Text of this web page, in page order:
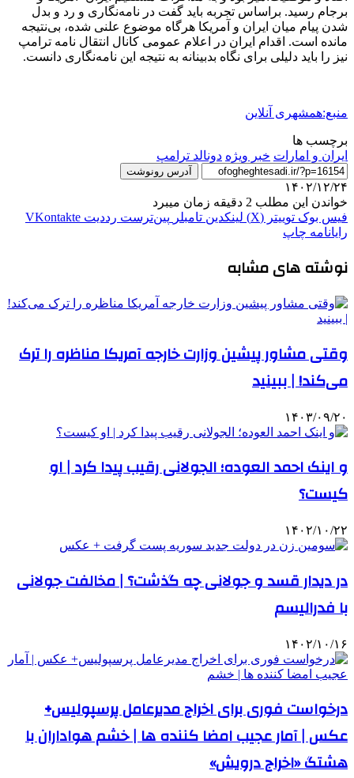
برجام رسید. براساس تجربه باید گفت در نامه‌نگاری و رد و بدل
شدن پیام میان ایران و آمریکا هرگاه موضوع علنی شده، بی‌نتیجه
مانده است. اقدام ایران در اعلام عمومی کانال انتقال نامه ترامپ
نیز را باید دلیلی برای نگاه بدبینانه به نتیجه این نامه‌نگاری دانست.
منبع:همشهری آنلاین
برچسب ها
ایران و امارات خبر ویژه دونالد ترامپ
آدرس رونوشت
۱۴۰۲/۱۲/۲۴
خواندن این مطلب 2 دقیقه زمان میبرد
فیس بوک توییتر (X) لینکدین ‫تامبلر ‫پین‌ترست ‫رددیت ‫VKontakte
رایانامه چاپ
نوشته های مشابه
وقتی مشاور پیشین وزارت خارجه آمریکا مناظره را ترک
می‌کند! | ببینید
۱۴۰۳/۰۹/۲۰
و اینک احمد العوده؛ الجولانی رقیب پیدا کرد | او
کیست؟
۱۴۰۲/۱۰/۲۲
در دیدار قسد و جولانی چه گذشت؟ | مخالفت جولانی
با فدرالیسم
۱۴۰۲/۱۰/۱۶
درخواست فوری برای اخراج مدیرعامل پرسپولیس+
عکس | آمار عجیب امضا کننده ها | خشم هواداران با
هشتگ «اخراج درویش»